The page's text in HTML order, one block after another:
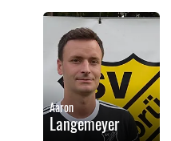
Aaron
Langemeyer